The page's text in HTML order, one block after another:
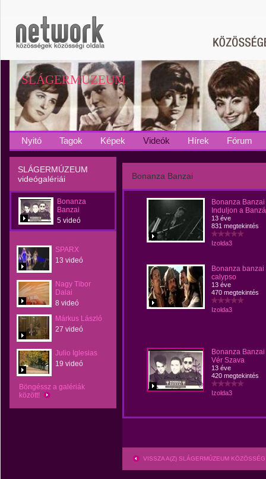
SLÁGERMÚZEUM
Nyitó Tagok Képek Videók Hírek Fórum
SLÁGERMÚZEUM
videógalériái
Bonanza
Banzai
5 videó
SPARX
13 videó
Nagy Tibor
Dalai
8 videó
Márkus László
27 videó
Julio Iglesias
19 videó
Böngéssz a galériák
között!
Bonanza Banzai
Bonanza Banzai
Induljon a
13 éve
831 megtekintés
Izolda3
Bonanza banzai
calypso
13 éve
470 megtekintés
Izolda3
Bonanza Banzai
Vér Szava
13 éve
420 megtekintés
Izolda3
VISSZA A(Z) SLÁGERMÚZEUM